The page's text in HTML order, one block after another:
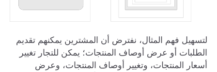
لتسهيل فهم المثال، نفترض أن المشترين يمكنهم تقديم
الطلبات أو عرض أوصاف المنتجات؛ يمكن للتجار تغيير
أسعار المنتجات، وتغيير أوصاف المنتجات، وعرض